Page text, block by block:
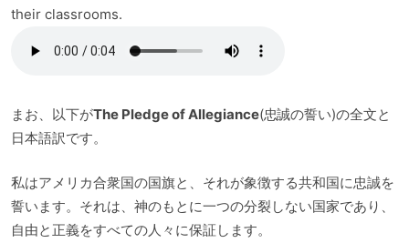
their classrooms.
まお、以下がThe Pledge of Allegiance(忠誠の誓い)の全文と
日本語訳です。
私はアメリカ合衆国の国旗と、それが象徴する共和国に忠誠を
誓います。それは、神のもとに一つの分裂しない国家であり、
自由と正義をすべての人々に保証します。